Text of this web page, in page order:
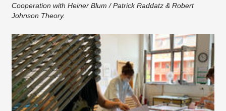
Cooperation with Heiner Blum / Patrick Raddatz & Robert
Johnson Theory.